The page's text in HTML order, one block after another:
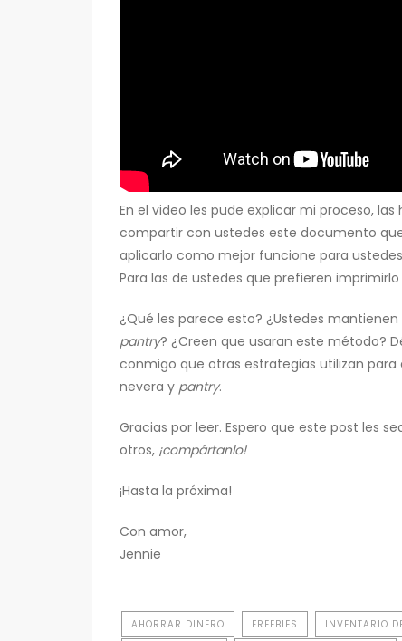
En el video les pude explicar mi proceso,
compartir con ustedes este documento
aplicarlo como mejor funcione para
Para las de ustedes que prefieren
¿Qué les parece esto? ¿Ustedes
pantry? ¿Creen que usaran este método?
conmigo que otras estrategias utilizan
nevera y pantry.
Gracias por leer. Espero que este post les
otros, ¡compártanlo!
¡Hasta la próxima!
Con amor,
Jennie
AHORRAR DINERO FREEBIES INVENTARIO